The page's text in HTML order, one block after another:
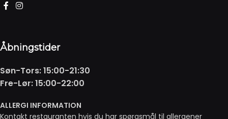
Åbningstider
Søn-Tors: 15:00-21:30
Fre-Lør: 15:00-22:00
ALLERGI INFORMATION
Kontakt restauranten hvis du har spørgsmål til allergener